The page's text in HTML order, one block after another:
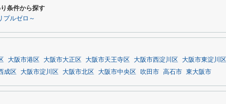
条件から探す
プルゼロ～
大阪市港区 大阪市大正区 大阪市天王寺区 大阪市西淀川区 大阪市東淀川区
成区 大阪市淀川区 大阪市北区 大阪市中央区 吹田市 高石市 東大阪市